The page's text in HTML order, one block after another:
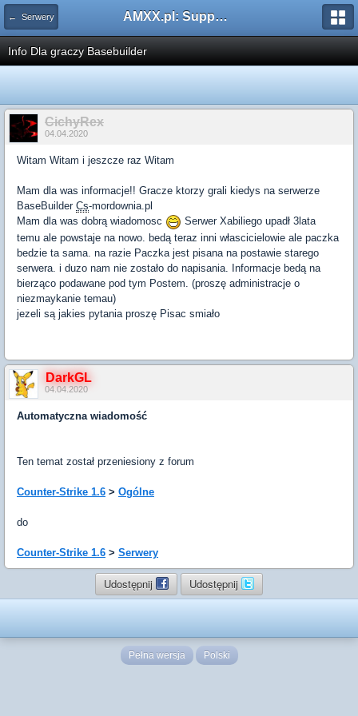
← Serwery AMXX.pl: Support AMX Mod X i SourceMod
Info Dla graczy Basebuilder
CichyRex
04.04.2020
Witam Witam i jeszcze raz Witam
Mam dla was informacje!! Gracze ktorzy grali kiedys na serwerze
BaseBuilder Cs-mordownia.pl
Mam dla was dobrą wiadomosc
Serwer Xabiliego upadł 3lata
temu ale powstaje na nowo. bedą teraz inni włascicielowie ale paczka
bedzie ta sama. na razie Paczka jest pisana na postawie starego
serwera. i duzo nam nie zostało do napisania. Informacje bedą na
bierząco podawane pod tym Postem. (proszę administracje o
niezmaykanie temau)
jezeli są jakies pytania proszę Pisac smiało
DarkGL
04.04.2020
Automatyczna wiadomość
Ten temat został przeniesiony z forum
Counter-Strike 1.6 > Ogólne
do
Counter-Strike 1.6 > Serwery
Udostępnij Udostępnij
Pełna wersja Polski